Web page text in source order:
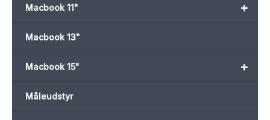
+
Macbook 11"
Macbook 13"
+
Macbook 15"
Måleudstyr